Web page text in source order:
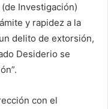
Investigación)
y rapidez a la
delito de extorsión,
Desiderio se
con el